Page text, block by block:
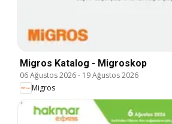
Migros Katalog - Migroskop
06 Ağustos 2026- 19 Ağustos 2026
Migros